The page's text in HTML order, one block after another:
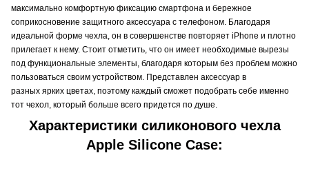
максимально комфортную фиксацию смартфона и бережное
соприкосновение защитного аксессуара с телефоном. Благодаря
идеальной форме чехла, он в совершенстве повторяет iPhone и плотно
прилегает к нему. Стоит отметить, что он имеет необходимые вырезы
под функциональные элементы, благодаря которым без проблем можно
пользоваться своим устройством. Представлен аксессуар в
разных ярких цветах, поэтому каждый сможет подобрать себе именно
тот чехол, который больше всего придется по душе.
Характеристики силиконового чехла
Apple Silicone Case: